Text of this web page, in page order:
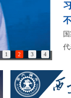
1 2 3 4